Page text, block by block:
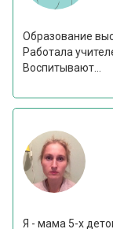
Образование
Работала
Воспитывают...
Я - мама 5-х